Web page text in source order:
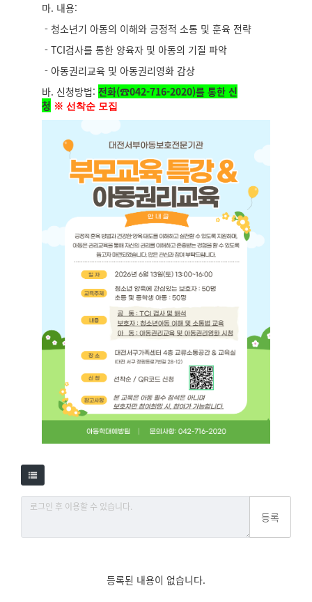
마. 내용:
- 청소년기 아동의 이해와 긍정적 소통 및 훈육 전략
- TCI검사를 통한 양육자 및 아동의 기질 파악
- 아동권리교육 및 아동권리영화 감상
바. 신청방법: 전화(☎042-716-2020)를 통한 신
청 ※ 선착순 모집
등록
등록된 내용이 없습니다.